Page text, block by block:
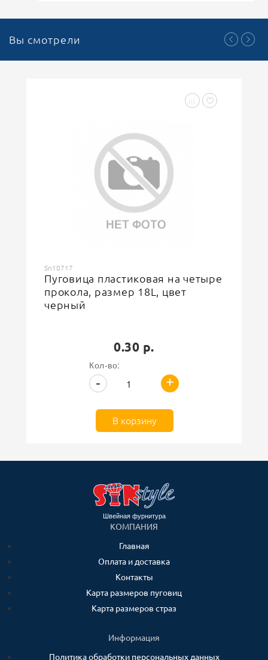
Вы смотрели
Sn10717
Пуговица пластиковая на четыре
прокола, размер 18L, цвет
черный
0.30 р.
Кол-во:
+
-
В корзину
Швейная фурнитура
КОМПАНИЯ
Главная
Оплата и доставка
Контакты
Карта размеров пуговиц
Карта размеров страз
Информация
Политика обработки персональных данных